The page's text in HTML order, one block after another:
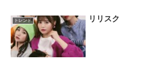
トレンド リリスク